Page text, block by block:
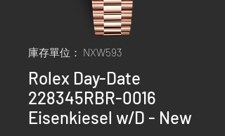
庫存單位： NXW593
Rolex Day-Date
228345RBR-0016
Eisenkiesel w/D - New